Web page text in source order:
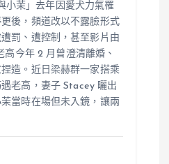
小茉」去年因愛犬力氣罹
後，頻道改以不露臉形式
罰、遭控制，甚至影片由
今年 2 月曾澄清離婚、
造。近日梁赫群一家搭乘
老高，妻子 Stacey 曬出
當時在場但未入鏡，讓兩